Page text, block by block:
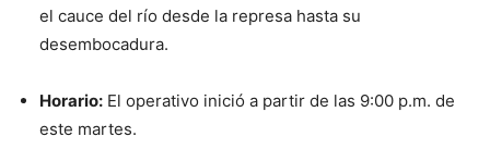
el cauce del río desde la represa hasta su
desembocadura.
Horario: El operativo inició a partir de las 9:00 p.m. de
este martes.